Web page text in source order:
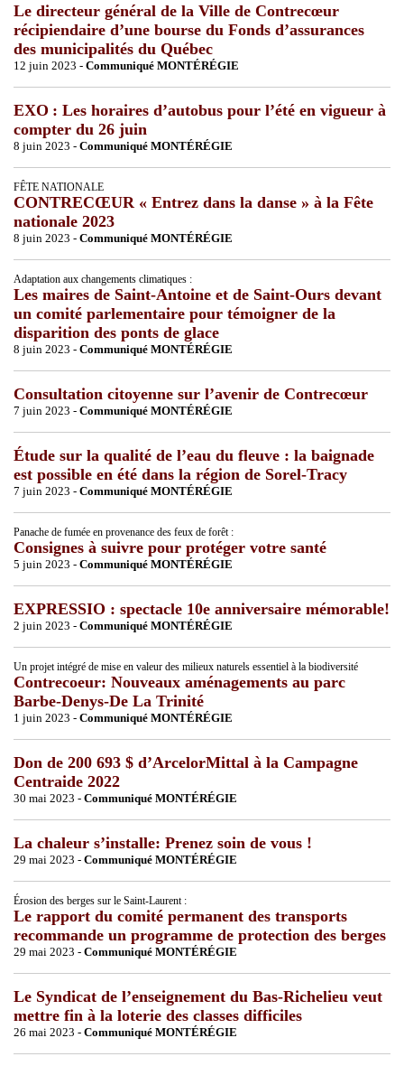
Le directeur général de la Ville de Contrecœur
récipiendaire d’une bourse du Fonds d’assurances
des municipalités du Québec
12 juin 2023 - Communiqué MONTÉRÉGIE
EXO : Les horaires d’autobus pour l’été en vigueur à
compter du 26 juin
8 juin 2023 - Communiqué MONTÉRÉGIE
FÊTE NATIONALE
CONTRECŒUR « Entrez dans la danse » à la Fête
nationale 2023
8 juin 2023 - Communiqué MONTÉRÉGIE
Adaptation aux changements climatiques :
Les maires de Saint-Antoine et de Saint-Ours devant
un comité parlementaire pour témoigner de la
disparition des ponts de glace
8 juin 2023 - Communiqué MONTÉRÉGIE
Consultation citoyenne sur l’avenir de Contrecœur
7 juin 2023 - Communiqué MONTÉRÉGIE
Étude sur la qualité de l’eau du fleuve : la baignade
est possible en été dans la région de Sorel-Tracy
7 juin 2023 - Communiqué MONTÉRÉGIE
Panache de fumée en provenance des feux de forêt :
Consignes à suivre pour protéger votre santé
5 juin 2023 - Communiqué MONTÉRÉGIE
EXPRESSIO : spectacle 10e anniversaire mémorable!
2 juin 2023 - Communiqué MONTÉRÉGIE
Un projet intégré de mise en valeur des milieux naturels essentiel à la biodiversité
Contrecoeur: Nouveaux aménagements au parc
Barbe-Denys-De La Trinité
1 juin 2023 - Communiqué MONTÉRÉGIE
Don de 200 693 $ d’ArcelorMittal à la Campagne
Centraide 2022
30 mai 2023 - Communiqué MONTÉRÉGIE
La chaleur s’installe: Prenez soin de vous !
29 mai 2023 - Communiqué MONTÉRÉGIE
Érosion des berges sur le Saint-Laurent :
Le rapport du comité permanent des transports
recommande un programme de protection des berges
29 mai 2023 - Communiqué MONTÉRÉGIE
Le Syndicat de l’enseignement du Bas-Richelieu veut
mettre fin à la loterie des classes difficiles
26 mai 2023 - Communiqué MONTÉRÉGIE